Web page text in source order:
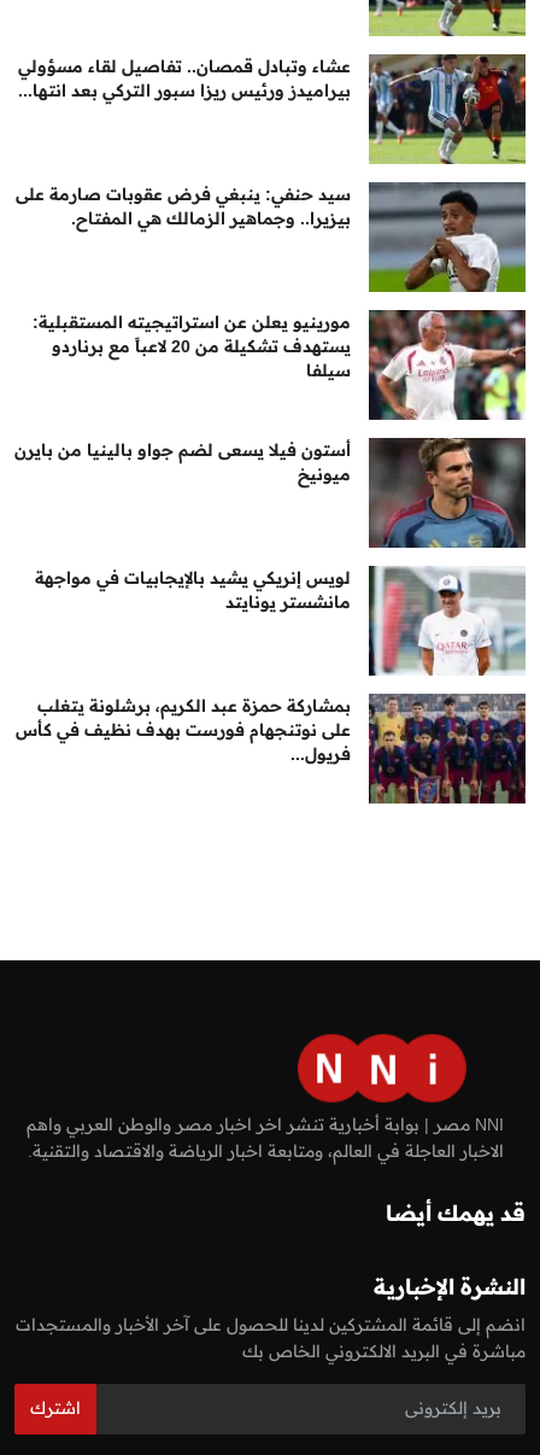
عشاء وتبادل قمصان.. تفاصيل لقاء مسؤولي
بيراميدز ورئيس ريزا سبور التركي بعد انتها...
سيد حنفي: ينبغي فرض عقوبات صارمة على
بيزيرا.. وجماهير الزمالك هي المفتاح.
مورينيو يعلن عن استراتيجيته المستقبلية:
يستهدف تشكيلة من 20 لاعباً مع برناردو
سيلفا
أستون فيلا يسعى لضم جواو بالينيا من بايرن
ميونيخ
لويس إنريكي يشيد بالإيجابيات في مواجهة
مانشستر يونايتد
بمشاركة حمزة عبد الكريم، برشلونة يتغلب
على نوتنجهام فورست بهدف نظيف في كأس
فريول...
NNI مصر | بوابة أخبارية تنشر اخر اخبار مصر والوطن العربي واهم
الاخبار العاجلة في العالم، ومتابعة اخبار الرياضة والاقتصاد والتقنية.
قد يهمك أيضا
النشرة الإخبارية
انضم إلى قائمة المشتركين لدينا للحصول على آخر الأخبار والمستجدات
مباشرة في البريد الالكتروني الخاص بك
اشترك